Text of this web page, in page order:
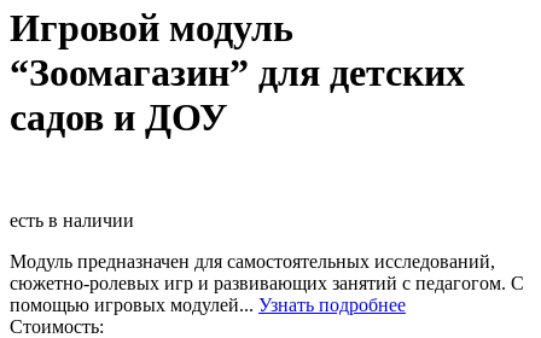
Игровой модуль
“Зоомагазин” для детских
садов и ДОУ
есть в наличии
Модуль предназначен для самостоятельных исследований,
сюжетно-ролевых игр и развивающих занятий с педагогом. С
помощью игровых модулей... Узнать подробнее
Стоимость: